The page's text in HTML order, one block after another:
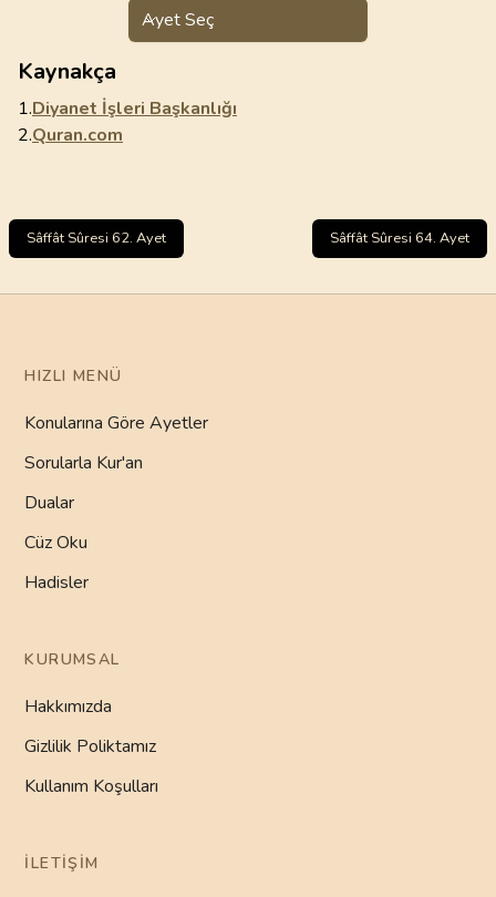
Ayet Seç
Kaynakça
1.Diyanet İşleri Başkanlığı
2.Quran.com
Sâffât Sûresi 62. Ayet Sâffât Sûresi 64. Ayet
HIZLI MENÜ
Konularına Göre Ayetler
Sorularla Kur'an
Dualar
Cüz Oku
Hadisler
KURUMSAL
Hakkımızda
Gizlilik Poliktamız
Kullanım Koşulları
İLETIŞIM